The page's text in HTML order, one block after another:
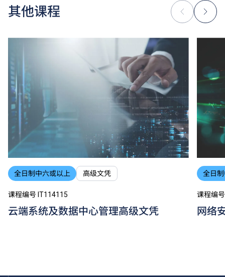
其他课程
全日制中六或以上 高级文凭
课程编号 IT114115
云端系统及数据中心管理高级文凭
全日
课程编
网络